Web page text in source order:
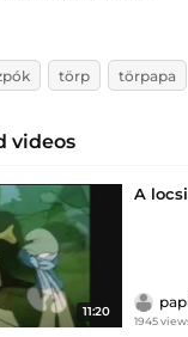
törp törpapa
videos
11:20
A
1945